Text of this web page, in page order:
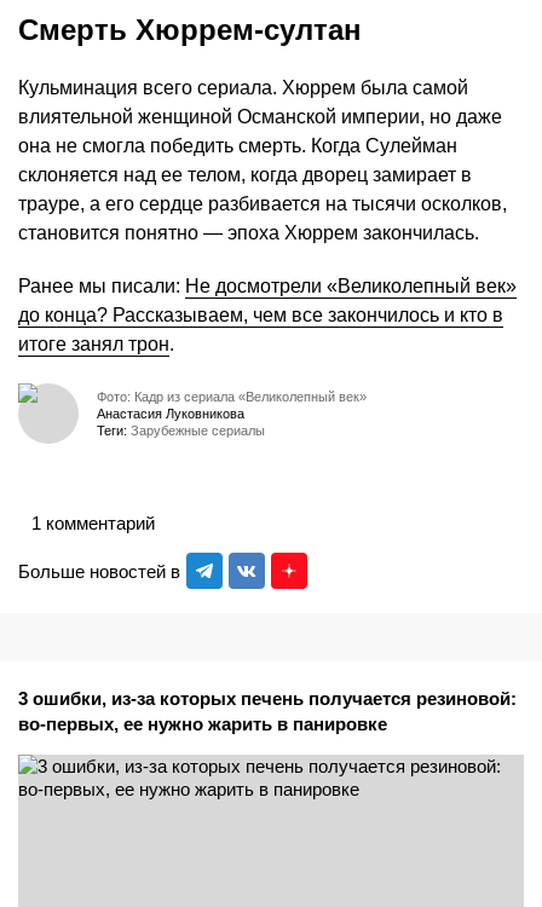
Смерть Хюррем-султан
Кульминация всего сериала. Хюррем была самой
влиятельной женщиной Османской империи, но даже
она не смогла победить смерть. Когда Сулейман
склоняется над ее телом, когда дворец замирает в
трауре, а его сердце разбивается на тысячи осколков,
становится понятно — эпоха Хюррем закончилась.
Ранее мы писали: Не досмотрели «Великолепный век»
до конца? Рассказываем, чем все закончилось и кто в
итоге занял трон.
Фото: Кадр из сериала «Великолепный век»
Анастасия Луковникова
Теги: Зарубежные сериалы
Больше новостей в
1 комментарий
3 ошибки, из-за которых печень получается резиновой:
во-первых, ее нужно жарить в панировке